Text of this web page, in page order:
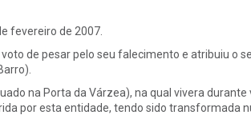
fevereiro de 2007.
de pesar pelo seu falecimento e atribuiu o
na Porta da Várzea), na qual vivera durante
por esta entidade, tendo sido transformada